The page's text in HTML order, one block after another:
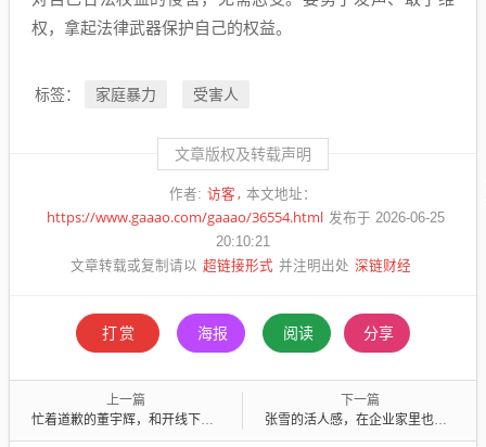
权，拿起法律武器保护自己的权益。
标签： 家庭暴力 受害人
文章版权及转载声明
作者: 访客 本文地址：
https://www.gaaao.com/gaaao/36554.html 发布于 2026-06-25
20:10:21
文章转载或复制请以 超链接形式 并注明出处 深链财经
打赏 海报 阅读 分享
上一篇
忙着道歉的董宇辉，和开线下超市的俞敏洪，渐行渐远
下一篇
张雪的活人感，在企业家里也难得一见